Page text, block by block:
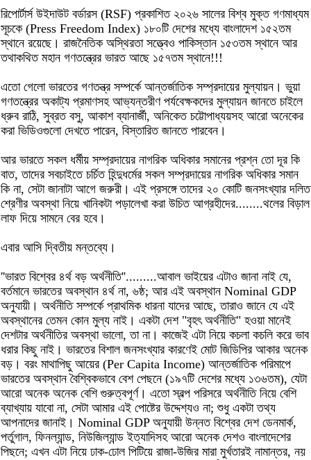
রিপোর্টার্স উইদাউট বর্ডারস (RSF) প্রকাশিত ২০২৬ সালের বিশ্ব মুক্ত গণমাধ্যম
সূচকে (Press Freedom Index) ১৮০টি দেশের মধ্যে বাংলাদেশ ১৫২তম
স্থানে রয়েছে। রাজনৈতিক অস্থিরতা সত্ত্বেও পাকিস্তান ১৫৩তম স্থানে আর
তথাকথিত মহান গণতন্ত্রের ভারত আছে ১৫৭তম স্থানে!!!
এতো গেলো ভারতের গণতন্ত্র সম্পর্কে আন্তর্জাতিক সম্প্রদায়ের মুল্যায়ন। ভুয়া
গণতন্ত্রের অকাট্য প্রমাণসহ আভ্যন্তরীণ পর্যবেক্ষকদের মুল্যায়ন জানতে চাইলে
ধ্রুব রাঠি, সুব্রত বসু, আকাশ ব্যানার্জী, অনিকেত চট্টোপাধ্যয়সহ আরো অনেকের
করা ভিডিওগুলো দেখতে পারেন, বিস্তারিত জানতে পারবেন।
আর ভারতে সকল ধর্মীয় সম্প্রদায়ের নাগরিক অধিকার সমানের প্রশ্ন তো দূর কি
বাত, তাদের সবচাইতে চর্চিত হিন্দুধর্মের সকল সম্প্রদায়ের নাগরিক অধিকার সমান
কি না, সেটা জানাটা আগে জরুরী। এই প্রসঙ্গে তাদের ২০ কোটি জনসংখ্যার দলিত
শ্রেণীর অবস্থা নিয়ে খানিকটা পড়ালেখা করা উচিত আগ্রহীদের........থলের বিড়াল
লাফ দিয়ে সামনে বের হবে।
এবার আসি দ্বিতীয় মন্তব্যে।
''ভারত বিশ্বের ৪র্থ বড় অর্থনীতি''.........আবাল ভাইয়ের এটাও জানা নাই যে,
বর্তমানে ভারতের অবস্থান ৪র্থ না, ৬ষ্ঠ; আর এই অবস্থান Nominal GDP
অনুযায়ী। অর্থনীতি সম্পর্কে প্রাথমিক ধারনা যাদের আছে, তারাও জানে যে এই
অবস্থানের তেমন কোন মুল্য নাই। একটা দেশ "বৃহৎ অর্থনীতি" হওয়া মানেই
দেশটার অর্থনীতির অবস্থা ভালো, তা না। কাজেই এটা নিয়ে কচলা কচলি করে ভাব
ধরার কিছু নাই। ভারতের বিশাল জনসংখ্যার কারণেই মোট জিডিপির আকার অনেক
বড়। বরং মাথাপিছু আয়ের (Per Capita Income) আন্তর্জাতিক পরিমাপে
ভারতের অবস্থান বৈশ্বিকভাবে বেশ পেছনে (১৯৭টি দেশের মধ্যে ১৩৬তম), যেটা
আরো অনেক অনেক বেশি গুরুত্বপূর্ণ। এতো স্বল্প পরিসরে অর্থনীতি নিয়ে বেশি
ব্যাখ্যায় যাবো না, সেটা আমার এই পোষ্টের উদ্দেশ্যও না; শুধু একটা তথ্য
আপনাদের জানাই। Nominal GDP অনুযায়ী উন্নত বিশ্বের দেশ ডেনমার্ক,
পর্তুগাল, ফিনল্যান্ড, নিউজিল্যান্ড ইত্যাদিসহ আরো অনেক দেশও বাংলাদেশের
পিছনে; এখন এটা নিয়ে ঢাক-ঢোল পিটিয়ে রাজা-উজির মারা মুর্খতারই নামান্তর, নয়